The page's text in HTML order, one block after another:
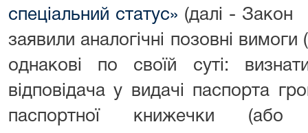
спеціальний статус» (далі -
заявили аналогічні позовні
однакові по своїй суті:
відповідача у видачі паспорта
паспортної книжечки (або